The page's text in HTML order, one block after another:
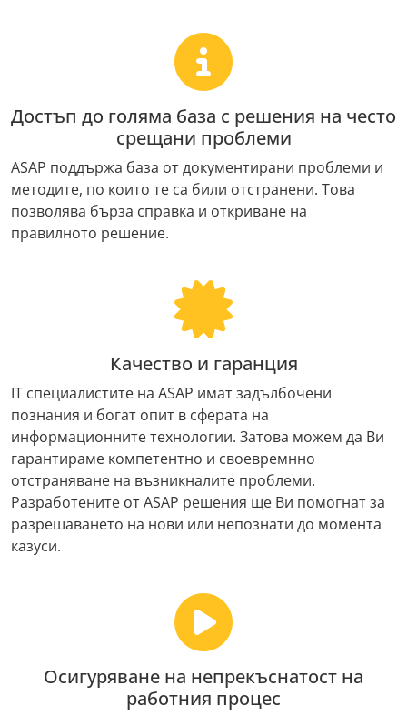
Достъп до голяма база с решения на често
срещани проблеми
ASAP поддържа база от документирани проблеми и
методите, по които те са били отстранени. Това
позволява бърза справка и откриване на
правилното решение.
Качество и гаранция
IT специалистите на ASAP имат задълбочени
познания и богат опит в сферата на
информационните технологии. Затова можем да Ви
гарантираме компетентно и своевремнно
отстраняване на възникналите проблеми.
Разработените от ASAP решения ще Ви помогнат за
разрешаването на нови или непознати до момента
казуси.
Осигуряване на непрекъснатост на
работния процес